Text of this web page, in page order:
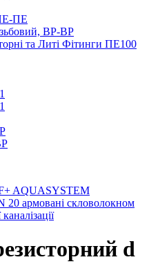
ПЕ
ВР-ВР
та Литі Фітинги ПЕ100
AQUASYSTEM
20 армовані скловолокном
d